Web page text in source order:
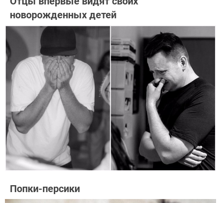
новорожденных детей
Попки-персики